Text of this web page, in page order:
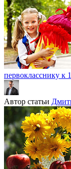
первокласснику к
Автор статьи